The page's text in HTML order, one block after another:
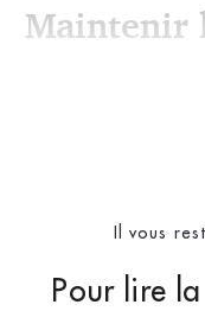
Maintenir
Il vous
Pour lire